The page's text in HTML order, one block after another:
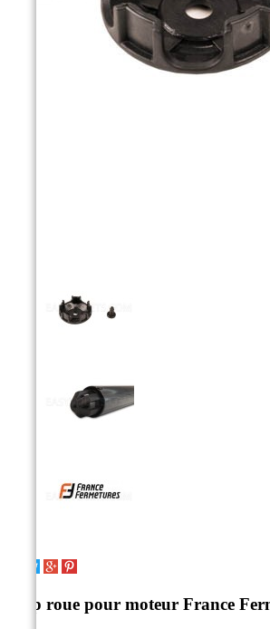
Stop roue pour moteur France